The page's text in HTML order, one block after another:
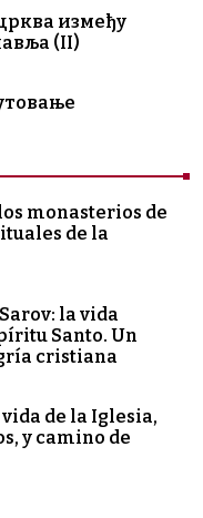
између
(II)
monasterios de
de la
la vida
Santo. Un
cristiana
de la Iglesia,
y camino de